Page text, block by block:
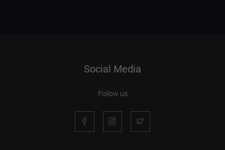
Social Media
Follow us